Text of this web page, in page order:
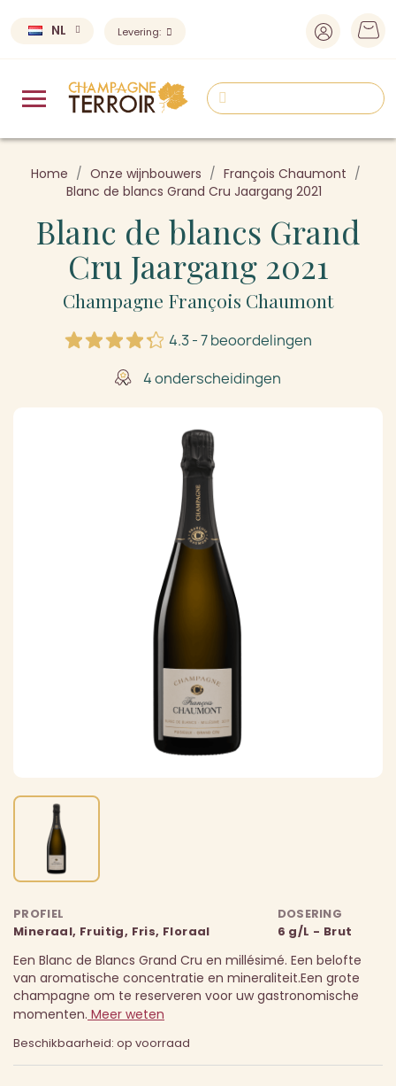
NL Levering:
Home Onze wijnbouwers
François Chaumont
Blanc de blancs Grand Cru Jaargang 2021
Blanc de blancs Grand
Cru Jaargang 2021
Champagne François Chaumont
4.3 - 7 beoordelingen
4 onderscheidingen
PROFIEL
Mineraal, Fruitig, Fris, Floraal
DOSERING
6 g/L - Brut
Een Blanc de Blancs Grand Cru en millésimé. Een belofte
van aromatische concentratie en mineraliteit.Een grote
champagne om te reserveren voor uw gastronomische
momenten. Meer weten
Beschikbaarheid: op voorraad